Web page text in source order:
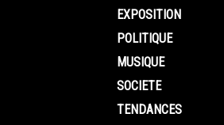
EXPOSITION
POLITIQUE
MUSIQUE
SOCIETE
TENDANCES